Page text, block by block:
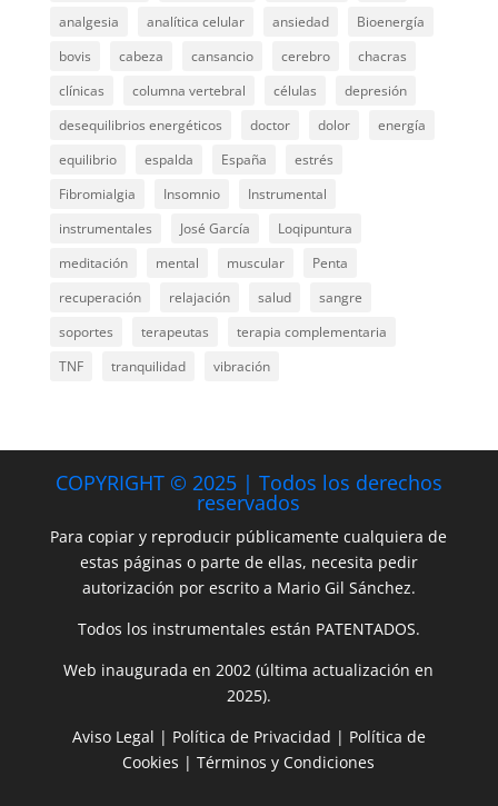
analgesia
analítica celular ansiedad
Bioenergía
bovis
cabeza cansancio cerebro
chacras
clínicas
columna vertebral células
depresión
desequilibrios energéticos
doctor dolor
energía
equilibrio
espalda España
estrés
Fibromialgia
Insomnio
Instrumental
instrumentales
José García
Loqipuntura
meditación
mental muscular
Penta
recuperación
relajación salud
sangre
soportes
terapeutas
terapia complementaria
TNF
tranquilidad vibración
COPYRIGHT © 2025 | Todos los derechos
reservados
Para copiar y reproducir públicamente cualquiera de
estas páginas o parte de ellas, necesita pedir
autorización por escrito a Mario Gil Sánchez.
Todos los instrumentales están PATENTADOS.
Web inaugurada en 2002 (última actualización en
2025).
Aviso Legal | Política de Privacidad | Política de
Cookies |Términos y Condiciones